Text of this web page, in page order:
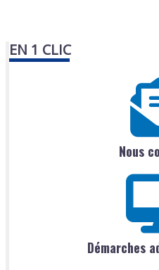
EN 1 CLIC
Nous
Démarches